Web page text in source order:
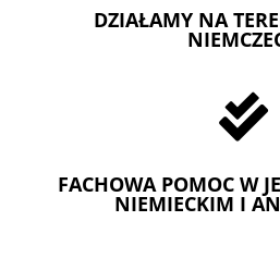
DZIAŁAMY NA

FACHOWA POMOC W
NIEMIECKIM I